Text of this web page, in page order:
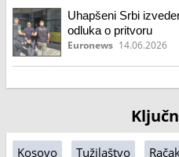
Uhapšeni Srbi
odluka o pritvoru
Euronews 14.06.2026
Kosovo Tužilaštvo